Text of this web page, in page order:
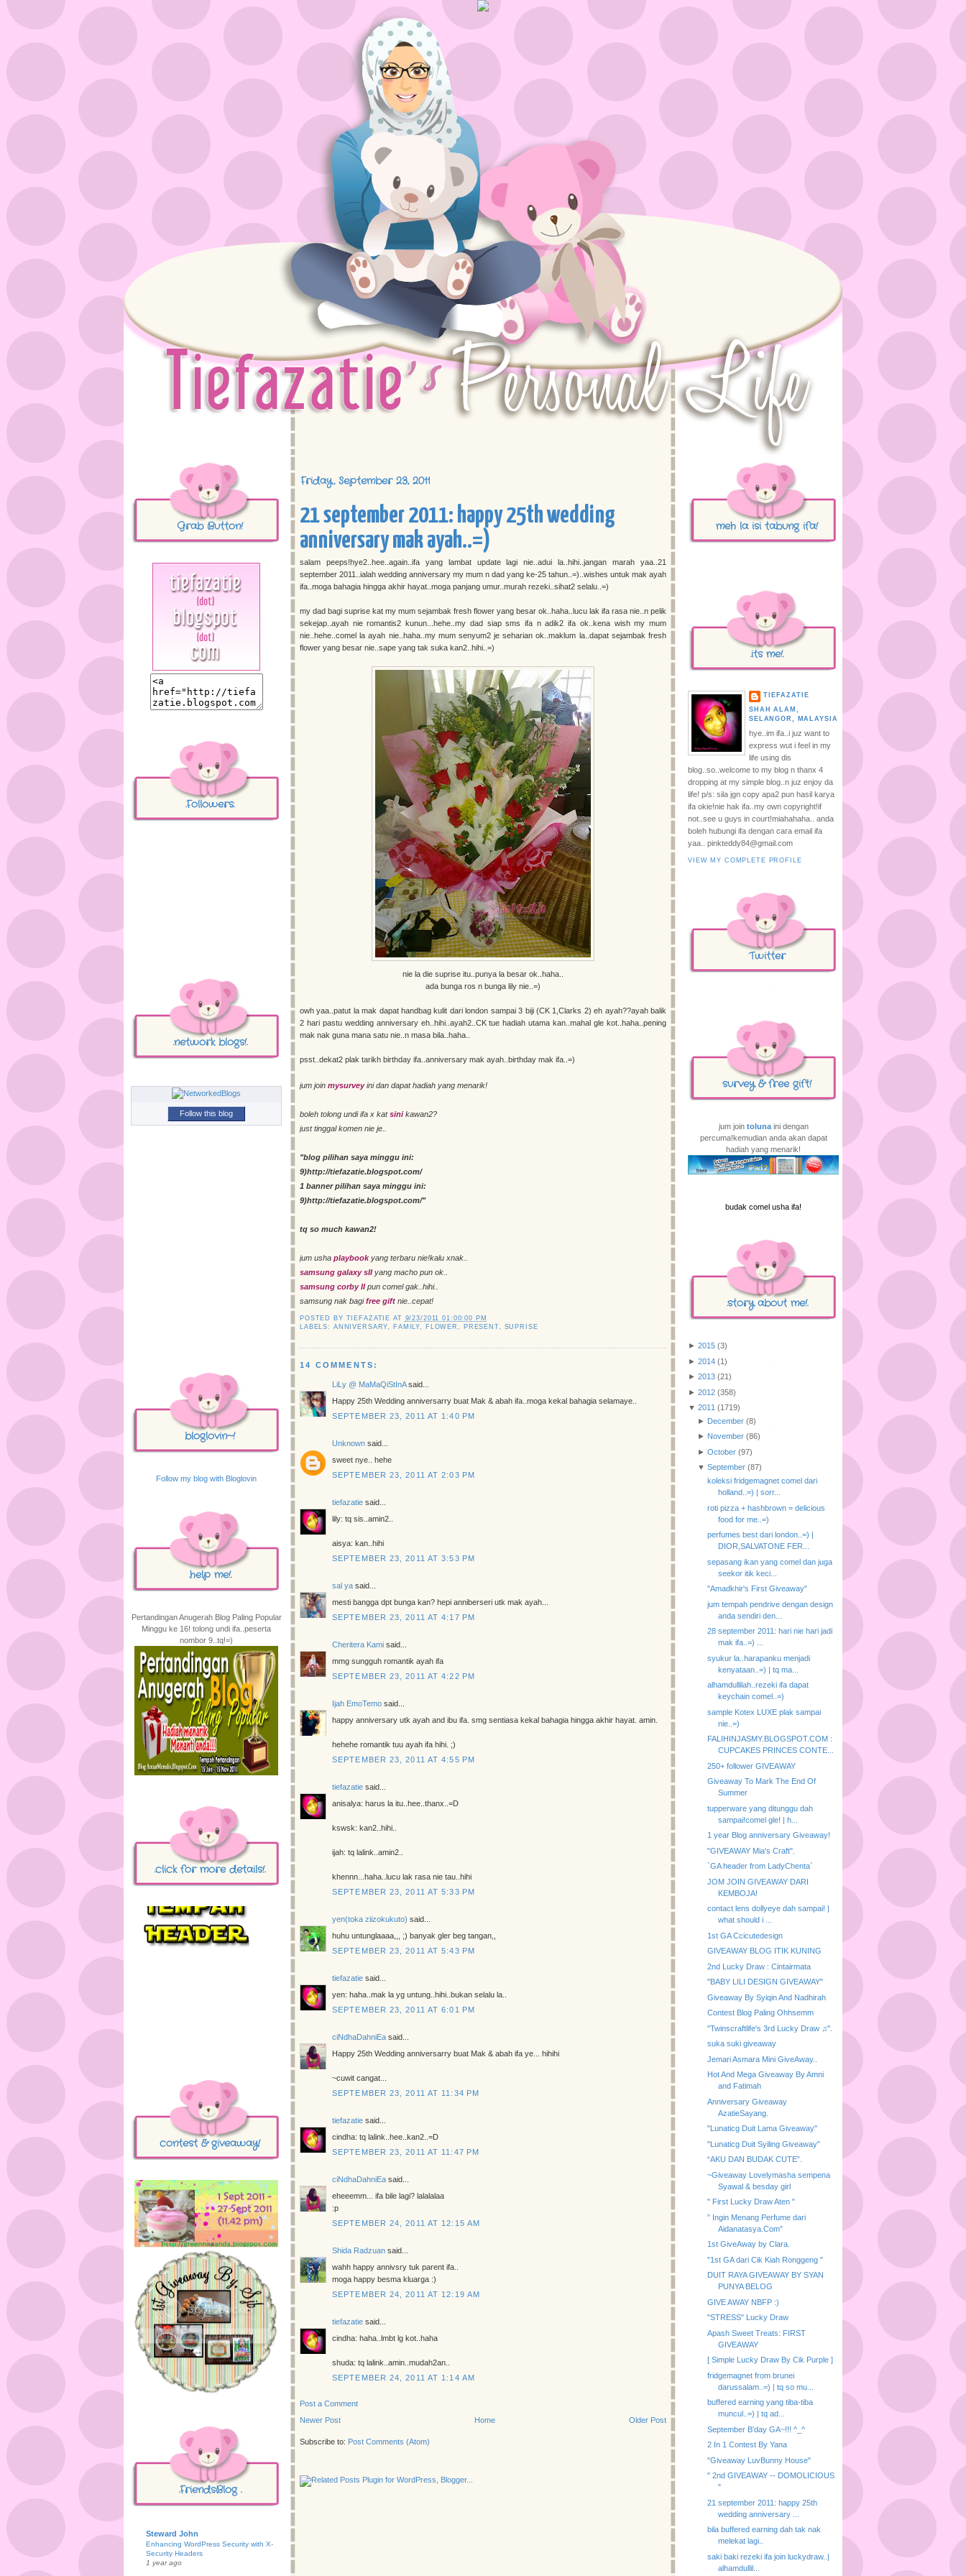
Grab Button!
.Followers.
.network blogs!.
Follow this blog
bloglovin~!
Follow my blog with Bloglovin
.help me!.
Pertandingan Anugerah Blog Paling Popular
Minggu ke 16! tolong undi ifa..peserta
nombor 9..tq!=)
.click for more details!.
contest & giveaway!
.FriendsBlog .
Steward John
Enhancing WordPress Security with X-
Security Headers
1 year ago
Friday, September 23, 2011
21 september 2011: happy 25th wedding
anniversary mak ayah..=)
salam peeps!hye2..hee..again..ifa yang lambat update lagi nie..adui la..hihi..jangan marah yaa..21
september 2011..ialah wedding anniversary my mum n dad yang ke-25 tahun..=)..wishes untuk mak ayah
ifa..moga bahagia hingga akhir hayat..moga panjang umur..murah rezeki..sihat2 selalu..=)
my dad bagi suprise kat my mum sejambak fresh flower yang besar ok..haha..lucu lak ifa rasa nie..n pelik
sekejap..ayah nie romantis2 kunun...hehe..my dad siap sms ifa n adik2 ifa ok..kena wish my mum
nie..hehe..comel la ayah nie..haha..my mum senyum2 je seharian ok..maklum la..dapat sejambak fresh
flower yang besar nie..sape yang tak suka kan2..hihi..=)
nie la die suprise itu..punya la besar ok..haha..
ada bunga ros n bunga lily nie..=)
owh yaa..patut la mak dapat handbag kulit dari london sampai 3 biji (CK 1,Clarks 2) eh ayah??ayah balik
2 hari pastu wedding anniversary eh..hihi..ayah2..CK tue hadiah utama kan..mahal gle kot..haha..pening
mak nak guna mana satu nie..n masa bila..haha..
psst..dekat2 plak tarikh birthday ifa..anniversary mak ayah..birthday mak ifa..=)
jum join mysurveyini dan dapat hadiah yang menarik!
boleh tolong undi ifa x katsinikawan2?
just tinggal komen nie je..
"blog pilihan saya minggu ini:
9)http://tiefazatie.blogspot.com/
1 banner pilihan saya minggu ini:
9)http://tiefazatie.blogspot.com/"
tq so much kawan2!
jum usha playbookyang terbaru nie!kalu xnak..
samsung galaxy sIIyang macho pun ok..
samsung corby IIpun comel gak..hihi..
samsung nak bagifree gift nie..cepat!
POSTED BY TIEFAZATIE AT 9/23/2011 01:00:00 PM
LABELS: ANNIVERSARY FAMILY FLOWER PRESENT, SUPRISE
14 COMMENTS:
LiLy @ MaMaQiStInAsaid...
Happy 25th Wedding anniversarry buat Mak & abah ifa..moga kekal bahagia selamaye..
SEPTEMBER 23, 2011 AT 1:40 PM
Unknown said...
sweet nye.. hehe
SEPTEMBER 23, 2011 AT 2:03 PM
tiefazatie said...
lily: tq sis..amin2..
aisya: kan..hihi
SEPTEMBER 23, 2011 AT 3:53 PM
sal ya said...
mesti bangga dpt bunga kan? hepi anniberseri utk mak ayah...
SEPTEMBER 23, 2011 AT 4:17 PM
Cheritera Kami said...
mmg sungguh romantik ayah ifa
SEPTEMBER 23, 2011 AT 4:22 PM
Ijah EmoTemo said...
happy anniversary utk ayah and ibu ifa. smg sentiasa kekal bahagia hingga akhir hayat. amin.
hehehe romantik tuu ayah ifa hihi. ;)
SEPTEMBER 23, 2011 AT 4:55 PM
tiefazatie said...
anisalya: harus la itu..hee..thanx..=D
kswsk: kan2..hihi..
ijah: tq lalink..amin2..
khennn...haha..lucu lak rasa nie tau..hihi
SEPTEMBER 23, 2011 AT 5:33 PM
yen(toka ziizokukuto) said...
huhu untunglaaaa,,, ;) banyak gler beg tangan,,
SEPTEMBER 23, 2011 AT 5:43 PM
tiefazatie said...
yen: haha..mak la yg untung..hihi..bukan selalu la..
SEPTEMBER 23, 2011 AT 6:01 PM
ciNdhaDahniEa said...
Happy 25th Wedding anniversarry buat Mak & abah ifa ye... hihihi
~cuwit cangat...
SEPTEMBER 23, 2011 AT 11:34 PM
tiefazatie said...
cindha: tq lalink..hee..kan2..=D
SEPTEMBER 23, 2011 AT 11:47 PM
ciNdhaDahniEa said...
eheeemm... ifa bile lagi? lalalalaa
:p
SEPTEMBER 24, 2011 AT 12:15 AM
Shida Radzuan said...
wahh happy annivsry tuk parent ifa..
moga happy besma kluarga :)
SEPTEMBER 24, 2011 AT 12:19 AM
tiefazatie said...
cindha: haha..lmbt lg kot..haha
shuda: tq lalink..amin..mudah2an..
SEPTEMBER 24, 2011 AT 1:14 AM
Post a Comment
Newer Post
Older Post
Home
Subscribe to: Post Comments (Atom)
meh la isi tabung ifa!
.its me!.
TIEFAZATIE
SHAH ALAM,
SELANGOR, MALAYSIA
hye..im ifa..i juz want to
express wut i feel in my
life using dis
blog..so..welcome to my blog n thanx 4
dropping at my simple blog..n juz enjoy da
life! p/s: sila jgn copy apa2 pun hasil karya
ifa okie!nie hak ifa..my own copyright!if
not..see u guys in court!miahahaha.. anda
boleh hubungi ifa dengan cara email ifa
yaa.. pinkteddy84@gmail.com
VIEW MY COMPLETE PROFILE
Twitter
survey & free gift!
jum join tolunaini dengan
percuma!kemudian anda akan dapat
hadiah yang menarik!
budak comel usha ifa!
.story about me!.
► 2015 (3)
► 2014 (1)
► 2013 (21)
► 2012 (358)
▼ 2011 (1719)
► December (8)
► November (86)
►October (97)
▼September (87)
koleksi fridgemagnet comel dari
holland..=) | sorr...
roti pizza + hashbrown = delicious
food for me..=)
perfumes best dari london..=) |
DIOR,SALVATONE FER...
sepasang ikan yang comel dan juga
seekor itik keci...
"Amadkhir's First Giveaway"
jum tempah pendrive dengan design
anda sendiri den...
28 september 2011: hari nie hari jadi
mak ifa..=) ...
syukur la..harapanku menjadi
kenyataan..=) | tq ma...
alhamdullilah..rezeki ifa dapat
keychain comel..=)
sample Kotex LUXE plak sampai
nie..=)
FALIHINJASMY.BLOGSPOT.COM :
CUPCAKES PRINCES CONTE...
250+ follower GIVEAWAY
Giveaway To Mark The End Of
Summer
tupperware yang ditunggu dah
sampai!comel gle! | h...
1 year Blog anniversary Giveaway!
"GIVEAWAY Mia's Craft".
`GA header from LadyChenta`
JOM JOIN GIVEAWAY DARI
KEMBOJA!
contact lens dollyeye dah sampai! |
what should i ...
1st GA Ccicutedesign
GIVEAWAY BLOG ITIK KUNING
2nd Lucky Draw : Cintairmata
"BABY LILI DESIGN GIVEAWAY"
Giveaway By Syiqin And Nadhirah
Contest Blog Paling Ohhsemm
"Twinscraftlife's 3rd Lucky Draw ♫".
suka suki giveaway
Jemari Asmara Mini GiveAway..
Hot And Mega Giveaway By Amni
and Fatimah
Anniversary Giveaway
AzatieSayang.
"Lunaticg Duit Lama Giveaway"
"Lunaticg Duit Syiling Giveaway"
“AKU DAN BUDAK CUTE”.
~Giveaway Lovelymasha sempena
Syawal & besday girl
" First Lucky Draw Aten "
” Ingin Menang Perfume dari
Aidanatasya.Com”
1st GiveAway by Clara.
"1st GA dari Cik Kiah Ronggeng "
DUIT RAYA GIVEAWAY BY SYAN
PUNYA BELOG
GIVE AWAY NBFP :)
"STRESS" Lucky Draw
Apash Sweet Treats: FIRST
GIVEAWAY
[ Simple Lucky Draw By Cik Purple ]
fridgemagnet from brunei
darussalam..=) | tq so mu...
buffered earning yang tiba-tiba
muncul..=) | tq ad...
September B'day GA~!!! ^_^
2 In 1 Contest By Yana
"Giveaway LuvBunny House"
" 2nd GIVEAWAY -- DOMOLICIOUS
"
21 september 2011: happy 25th
wedding anniversary ...
bila buffered earning dah tak nak
melekat lagi..
saki baki rezeki ifa join luckydraw..|
alhamdullil...